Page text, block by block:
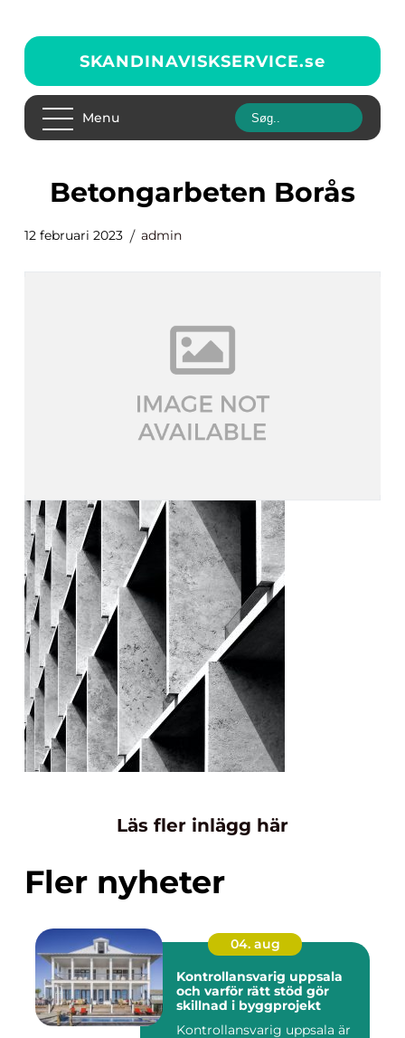
SKANDINAVISKSERVICE.se
Menu
betongarbeten Borås
12 februari 2023 admin
Läs fler inlägg här
Fler nyheter
04. aug
Kontrollansvarig uppsala
och varför rätt stöd gör
skillnad i byggprojekt
Kontrollansvarig uppsala är